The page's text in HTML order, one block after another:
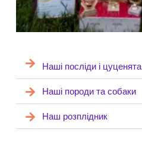
Наші посліди і цуценята
Наші породи та собаки
Наш розплідник